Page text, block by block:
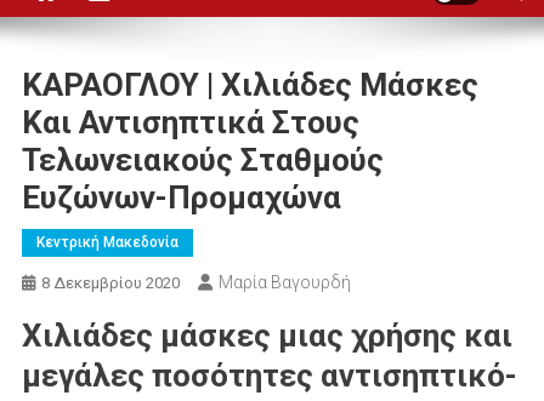
ΚΑΡΑΟΓΛΟΥ | Χιλιάδες Μάσκες
Και Αντισηπτικά Στους
Τελωνειακούς Σταθμούς
Ευζώνων-Προμαχώνα
Κεντρική Μακεδονία
8 Δεκεμβρίου 2020 Μαρία Βαγουρδή
Χιλιάδες μάσκες μιας χρήσης και
μεγάλες ποσότητες αντισηπτικό-